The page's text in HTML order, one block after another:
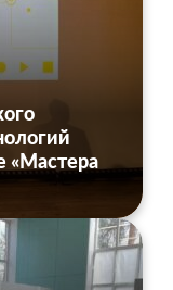
«Мастера